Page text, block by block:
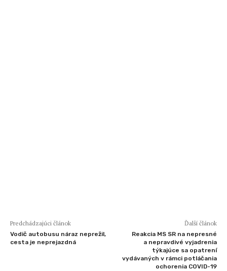
Predchádzajúci článok
Vodič autobusu náraz neprežil,
cesta je neprejazdná
Ďalší článok
Reakcia MS SR na nepresné
a nepravdivé vyjadrenia
týkajúce sa opatrení
vydávaných v rámci potláčania
ochorenia COVID-19